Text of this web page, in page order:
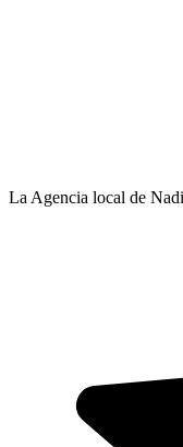
La Agencia local de